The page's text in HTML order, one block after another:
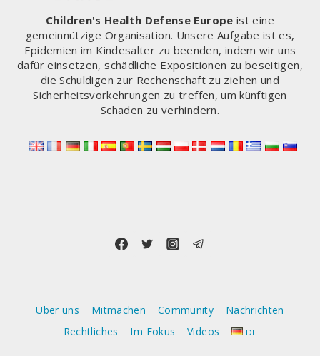
Children's Health Defense Europe ist eine
gemeinnützige Organisation. Unsere Aufgabe ist es,
Epidemien im Kindesalter zu beenden, indem wir uns
dafür einsetzen, schädliche Expositionen zu beseitigen,
die Schuldigen zur Rechenschaft zu ziehen und
Sicherheitsvorkehrungen zu treffen, um künftigen
Schaden zu verhindern.
Über uns Mitmachen Community
Nachrichten
Rechtliches
Im Fokus Videos DE